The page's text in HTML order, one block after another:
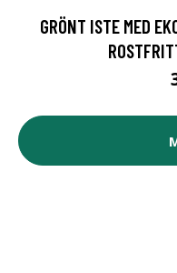
GRÖNT ISTE MED